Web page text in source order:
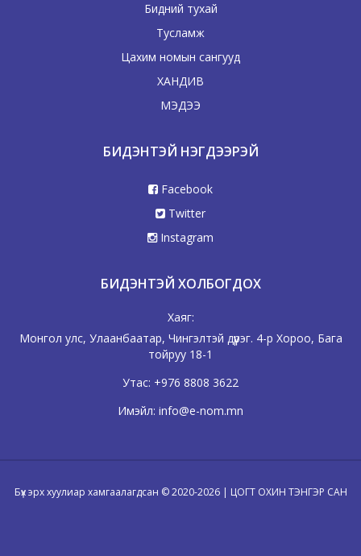
Бидний тухай
Тусламж
Цахим номын сангууд
ХАНДИВ
МЭДЭЭ
БИДЭНТЭЙ НЭГДЭЭРЭЙ
Facebook
Twitter
Instagram
БИДЭНТЭЙ ХОЛБОГДОХ
Хаяг:
Монгол улс, Улаанбаатар, Чингэлтэй дүүрэг. 4-р Хороо, Бага
тойруу 18-1
Утас: +976 8808 3622
Имэйл: info@e-nom.mn
Бүх эрх хуулиар хамгаалагдсан © 2020-2026 | ЦОГТ ОХИН ТЭНГЭР САН